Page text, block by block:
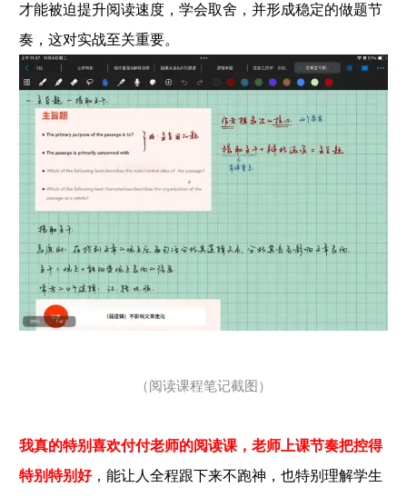
才能被迫提升阅读速度，学会取舍，并形成稳定的做题节
奏，这对实战至关重要。
（阅读课程笔记截图）
我真的特别喜欢付付老师的阅读课 ， 老师上课节奏把控得
特别特别好，能让人全程跟下来不跑神，也特别理解学生